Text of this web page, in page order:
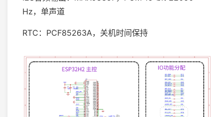
Hz，单声道
RTC：PCF85263A，关机时间保持